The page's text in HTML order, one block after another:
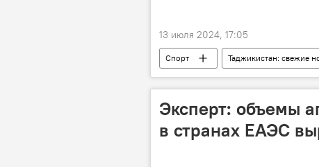
13 июля 2024, 17:05
Спорт Таджикистан: свежие
Эксперт: объемы
в странах ЕАЭС